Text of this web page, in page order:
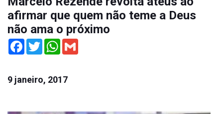
afirmar que quem não teme a Deus
não ama o próximo
Facebook
TwitterWhatsApp
9 janeiro, 2017